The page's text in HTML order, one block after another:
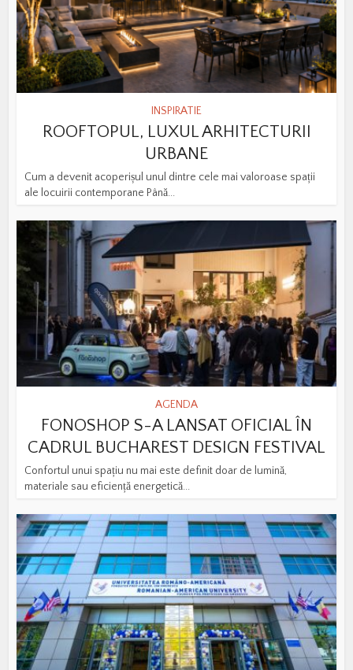
INSPIRATIE
ROOFTOPUL, LUXUL ARHITECTURII
URBANE
Cum a devenit acoperișul unul dintre cele mai valoroase spații
ale locuirii contemporane Până...
AGENDA
FONOSHOP S-A LANSAT OFICIAL ÎN
CADRUL BUCHAREST DESIGN FESTIVAL
Confortul unui spațiu nu mai este definit doar de lumină,
materiale sau eficiență energetică...